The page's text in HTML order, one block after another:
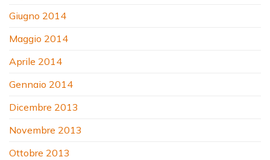
Giugno 2014
Maggio 2014
Aprile 2014
Gennaio 2014
Dicembre 2013
Novembre 2013
Ottobre 2013